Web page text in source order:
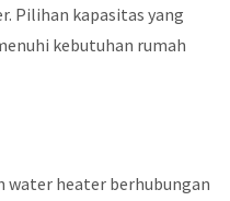
Pilihan kapasitas yang
kebutuhan rumah
water heater berhubungan